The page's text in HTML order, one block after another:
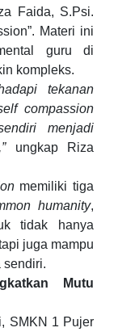
Faida, S.Psi.
Materi ini
guru di
kompleks.
tekanan
compassion
menjadi
ungkap Riza
memiliki tiga
humanity,
tidak hanya
juga mampu
sendiri.
Mutu
SMKN 1 Pujer